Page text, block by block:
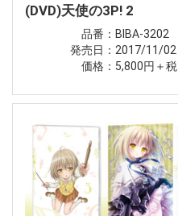
(DVD)天使の3P! 2
品番：BIBA-3202
発売日：2017/11/02
価格：5,800円＋税